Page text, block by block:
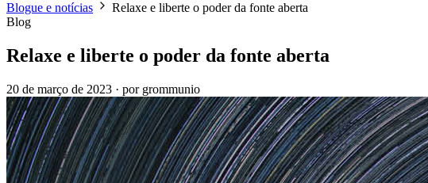
Blogue e notícias
Relaxe e liberte o poder da fonte aberta
Blog
Relaxe e liberte o poder da fonte aberta
20 de março de 2023 · por grommunio